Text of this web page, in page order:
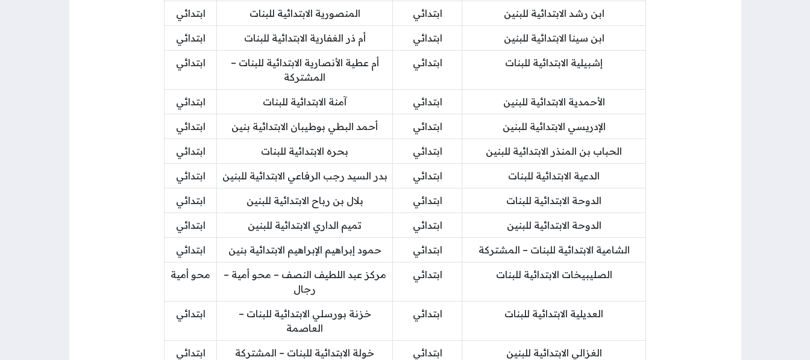
ابن رشد الابتدائية للبنين ابتدائي المنصورية الابتدائية للبنات ابتدائي
ابن سينا الابتدائية للبنين ابتدائي أم ذر الغفارية الابتدائية للبنات ابتدائي
إشبيلية الابتدائية للبنات ابتدائي
أم عطية الأنصارية الابتدائية للبنات –
المشتركة
ابتدائي
الأحمدية الابتدائية للبنين ابتدائي آمنة الابتدائية للبنات ابتدائي
الإدريسي الابتدائية للبنين ابتدائي أحمد البطي بوطيبان الابتدائية بنين ابتدائي
الحباب بن المنذر الابتدائية للبنين ابتدائي بحره الابتدائية للبنات ابتدائي
الدعية الابتدائية للبنات ابتدائي بدر السيد رجب الرفاعي الابتدائية للبنين ابتدائي
الدوحة الابتدائية للبنات ابتدائي بلال بن رباح الابتدائية للبنين ابتدائي
الدوحة الابتدائية للبنين ابتدائي تميم الداري الابتدائية للبنين ابتدائي
الشامية الابتدائية للبنات – المشتركة ابتدائي حمود إبراهيم الإبراهيم الابتدائية بنين ابتدائي
الصليبيخات الابتدائية للبنات ابتدائي
مركز عبد اللطيف النصف – محو أمية –
رجال
محو أمية
العديلية الابتدائية للبنات ابتدائي
خزنة بورسلي الابتدائية للبنات –
العاصمة
ابتدائي
الغزالي الابتدائية للبنين ابتدائي خولة الابتدائية للبنات – المشتركة ابتدائي